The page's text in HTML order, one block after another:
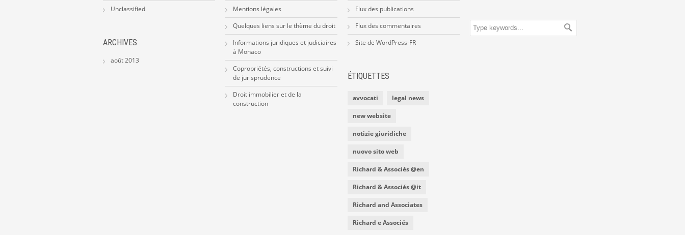
Unclassified
ARCHIVES
août 2013
Mentions légales
Quelques liens sur le thème du droit
Informations juridiques et judiciaires
à Monaco
Copropriétés, constructions et suivi
de jurisprudence
Droit immobilier et de la
construction
Flux des publications
Flux des commentaires
Site de WordPress-FR
ÉTIQUETTES
avvocati legal news
new website
notizie giuridiche
nuovo sito web
Richard & Associés @en
Richard & Associés @it
Richard and Associates
Richard e Associés